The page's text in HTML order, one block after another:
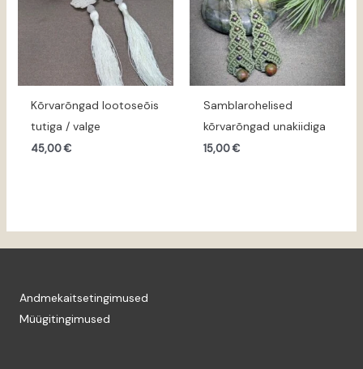
Kõrvarõngad lootoseõis
tutiga / valge
45,00€
Samblarohelised
kõrvarõngad unakiidiga
15,00€
Andmekaitsetingimused
Müügitingimused